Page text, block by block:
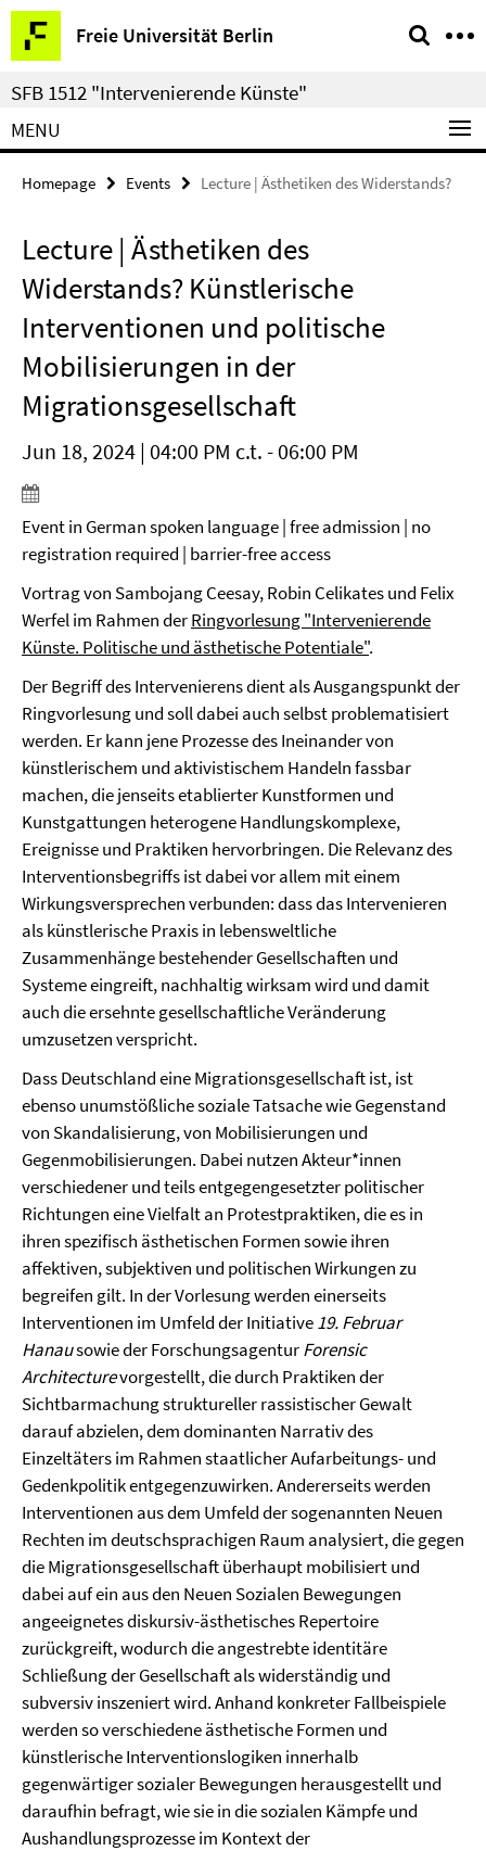
Springe
direkt
zu
Inhalt
Freie Universität Berlin
Service
Navigation
SFB 1512 "Intervenierende Künste"
MENU
Homepage Events Lecture | Ästhetiken des Widerstands?
Lecture | Ästhetiken des
Widerstands? Künstlerische
Interventionen und politische
Mobilisierungen in der
Migrationsgesellschaft
Jun 18, 2024 | 04:00 PM c.t. - 06:00 PM
Event in German spoken language | free admission | no
registration required | barrier-free access
Vortrag von Sambojang Ceesay, Robin Celikates und Felix
Werfel im Rahmen derRingvorlesung "Intervenierende
Künste. Politische und ästhetische Potentiale".
Der Begriff des Intervenierens dient als Ausgangspunkt der
Ringvorlesung und soll dabei auch selbst problematisiert
werden. Er kann jene Prozesse des Ineinander von
künstlerischem und aktivistischem Handeln fassbar
machen, die jenseits etablierter Kunstformen und
Kunstgattungen heterogene Handlungskomplexe,
Ereignisse und Praktiken hervorbringen. Die Relevanz des
Interventionsbegriffs ist dabei vor allem mit einem
Wirkungsversprechen verbunden: dass das Intervenieren
als künstlerische Praxis in lebensweltliche
Zusammenhänge bestehender Gesellschaften und
Systeme eingreift, nachhaltig wirksam wird und damit
auch die ersehnte gesellschaftliche Veränderung
umzusetzen verspricht.
Dass Deutschland eine Migrationsgesellschaft ist, ist
ebenso unumstößliche soziale Tatsache wie Gegenstand
von Skandalisierung, von Mobilisierungen und
Gegenmobilisierungen. Dabei nutzen Akteur*innen
verschiedener und teils entgegengesetzter politischer
Richtungen eine Vielfalt an Protestpraktiken, die es in
ihren spezifisch ästhetischen Formen sowie ihren
affektiven, subjektiven und politischen Wirkungen zu
begreifen gilt. In der Vorlesung werden einerseits
Interventionen im Umfeld der Initiative19. Februar
Hanausowie der ForschungsagenturForensic
Architecturevorgestellt, die durch Praktiken der
Sichtbarmachung struktureller rassistischer Gewalt
darauf abzielen, dem dominanten Narrativ des
Einzeltäters im Rahmen staatlicher Aufarbeitungs- und
Gedenkpolitik entgegenzuwirken. Andererseits werden
Interventionen aus dem Umfeld der sogenannten Neuen
Rechten im deutschsprachigen Raum analysiert, die gegen
die Migrationsgesellschaft überhaupt mobilisiert und
dabei auf ein aus den Neuen Sozialen Bewegungen
angeeignetes diskursiv-ästhetisches Repertoire
zurückgreift, wodurch die angestrebte identitäre
Schließung der Gesellschaft als widerständig und
subversiv inszeniert wird. Anhand konkreter Fallbeispiele
werden so verschiedene ästhetische Formen und
künstlerische Interventionslogiken innerhalb
gegenwärtiger sozialer Bewegungen herausgestellt und
daraufhin befragt, wie sie in die sozialen Kämpfe und
Aushandlungsprozesse im Kontext der